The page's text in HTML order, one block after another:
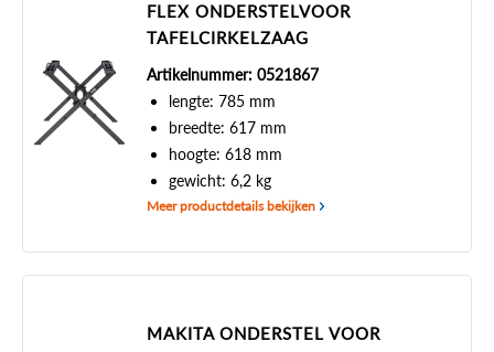
FLEX ONDERSTELVOOR
TAFELCIRKELZAAG
Artikelnummer: 0521867
lengte: 785 mm
breedte: 617 mm
hoogte: 618 mm
gewicht: 6,2 kg
Meer productdetails bekijken
MAKITA ONDERSTEL VOOR